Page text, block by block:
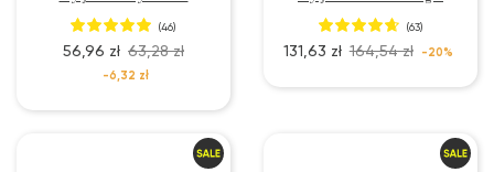
(46)
56,96 zł 63,28 zł
-6,32 zł
(63)
131,63 zł 164,54 zł -20%